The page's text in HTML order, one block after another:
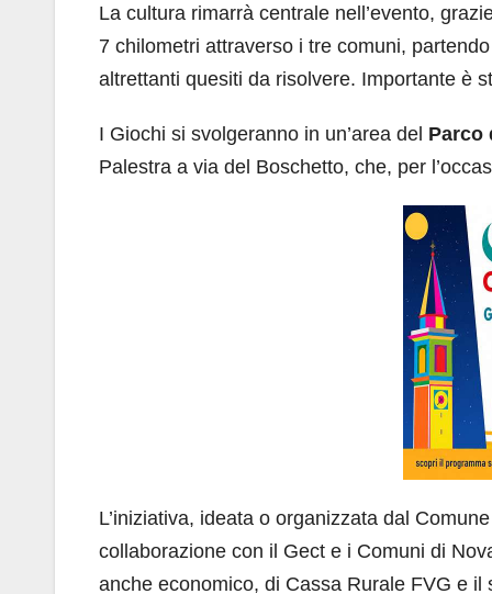
La cultura rimarrà centrale nell’evento,
7 chilometri attraverso i tre comuni,
altrettanti quesiti da risolvere. Importante è
I Giochi si svolgeranno in un’area del Parco
Palestra a via del Boschetto, che, per
L’iniziativa, ideata o organizzata dal
collaborazione con il Gect e i Comuni di
anche economico, di Cassa Rurale FVG e